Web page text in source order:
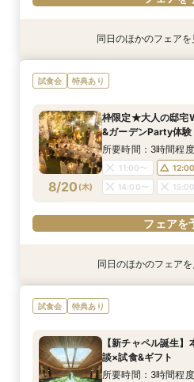
特典あり
8/19(水)
≪大好評！ペットと
ごと相談*特典付
11:00〜
12:00
14:00〜
15:00
フェアを
特典あり
8/19(水)
【ガーデン挙式希望
ディング体感×試食
11:00〜
12:00
14:00〜
15:00
フェアを
特典あり
8/19(水)
初見学でも安心◎「
新プラン×試食付
11:00〜
12:00
14:00〜
15:00
フェアを
特典あり
8/19(水)
【料理ランクUP特
試食×料理演出体験
11:00〜
12:00
14:00〜
15:00
フェアを
同日のほかのフェアを
試食会 特典あり
8/20 (木)
枠限定★大人の邸宅
&ガーデンParty体験
所要時間：3時間程度
11:00〜
14:00〜
フェアを
特典あり
8/20(木)
≪大好評！ペットと
ごと相談*特典付
11:00〜
14:00〜
15:00
特典あり
8/20(木)
【ガーデン挙式希望
ディング体感×試食
11:00〜
14:00〜
15:00
特典あり
8/20(木)
初見学でも安心◎「
新プラン×試食付
11:00〜
14:00〜
15:00
同日のほかのフェアを
試食会 特典あり
【新チャペル誕生
談×試食&ギフト
所要時間：3時間程度